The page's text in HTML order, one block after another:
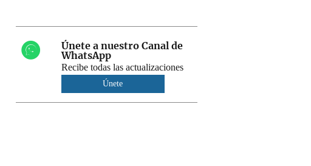
Únete a nuestro Canal de
WhatsApp
Recibe todas las actualizaciones
Únete